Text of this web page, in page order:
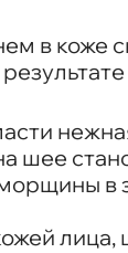
в коже
шее
в